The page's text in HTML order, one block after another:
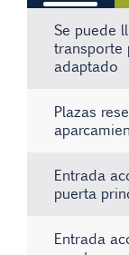
Se puede
transporte
adaptado
Plazas
Entrada
puerta
Entrada